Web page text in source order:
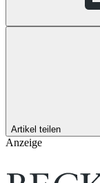
Artikel teilen
Anzeige